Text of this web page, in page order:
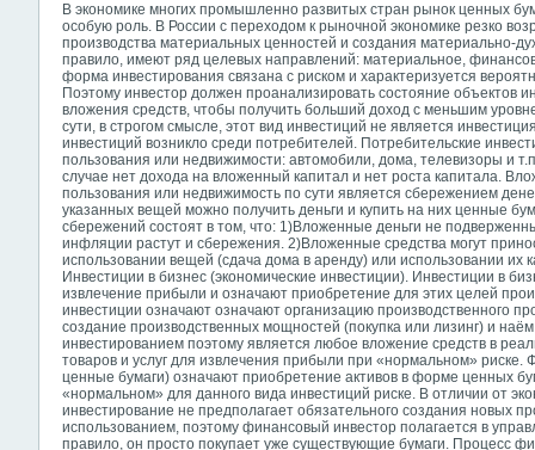
В экономике многих промышленно развитых стран рынок ценных
особую роль. В России с переходом к рыночной экономике резко
производства материальных ценностей и создания материально-
правило, имеют ряд целевых направлений: материальное,
форма инвестирования связана с риском и характеризуется
Поэтому инвестор должен проанализировать состояние объектов
вложения средств, чтобы получить больший доход с меньшим
сути, в строгом смысле, этот вид инвестиций не является
инвестиций возникло среди потребителей. Потребительские
пользования или недвижимости: автомобили, дома, телевизоры и
случае нет дохода на вложенный капитал и нет роста капитала.
пользования или недвижимость по сути является сбережением
указанных вещей можно получить деньги и купить на них ценные
сбережений состоят в том, что: 1)Вложенные деньги не
инфляции растут и сбережения. 2)Вложенные средства могут
использовании вещей (сдача дома в аренду) или использовании их
Инвестиции в бизнес (экономические инвестиции). Инвестиции в
извлечение прибыли и означают приобретение для этих целей
инвестиции означают означают организацию производственного
создание производственных мощностей (покупка или лизинг) и
инвестированием поэтому является любое вложение средств в
товаров и услуг для извлечения прибыли при «нормальном» риске.
ценные бумаги) означают приобретение активов в форме ценных
«нормальном» для данного вида инвестиций риске. В отличии от
инвестирование не предполагает обязательного создания новых
использованием, поэтому финансовый инвестор полагается в
правило, он просто покупает уже существующие бумаги. Процесс